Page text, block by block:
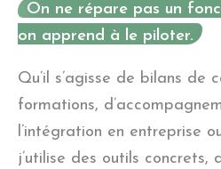
On ne répare pas un
on apprend à le piloter.
Qu’il s’agisse de bilans de
formations,
l’intégration en entreprise
j’utilise des outils concrets,